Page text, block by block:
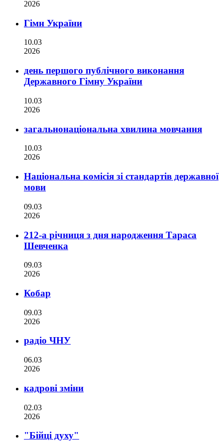
2026
Гімн України
10.03
2026
день першого публічного виконання
Державного Гімну України
10.03
2026
загальнонаціональна хвилина мовчання
10.03
2026
Національна комісія зі стандартів державної
мови
09.03
2026
212-а річниця з дня народження Тараса
Шевченка
09.03
2026
Кобар
09.03
2026
радіо ЧНУ
06.03
2026
кадрові зміни
02.03
2026
"Бійці духу"